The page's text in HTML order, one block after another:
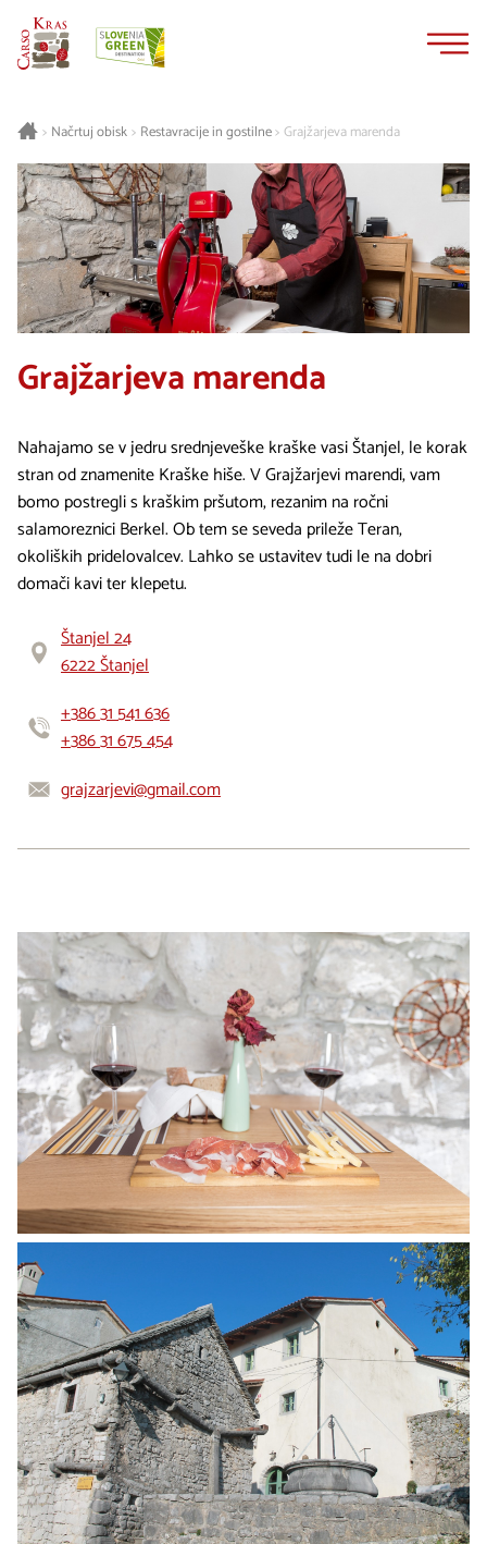
> Načrtuj obisk> Restavracije in gostilne>Grajžarjeva marenda
Grajžarjeva marenda
Nahajamo se v jedru srednjeveške kraške vasi Štanjel, le korak
stran od znamenite Kraške hiše. V Grajžarjevi marendi, vam
bomo postregli s kraškim pršutom, rezanim na ročni
salamoreznici Berkel. Ob tem se seveda prileže Teran,
okoliških pridelovalcev. Lahko se ustavitev tudi le na dobri
domači kavi ter klepetu.
Štanjel 24
6222 Štanjel
+386 31 541 636
+386 31 675 454
grajzarjevi@gmail.com